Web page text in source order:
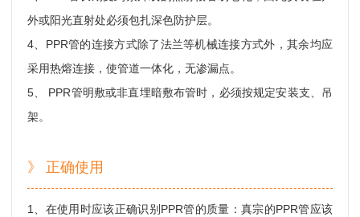
外或阳光直射处必须包扎深色防护层。
4、PPR管的连接方式除了法兰等机械连接方式外，其余均应
采用热熔连接，使管道一体化，无渗漏点。
5、 PPR管明敷或非直埋暗敷布管时，必须按规定安装支、吊
架。
》 正确使用
1、在使用时应该正确识别PPR管的质量：真宗的PPR管应该